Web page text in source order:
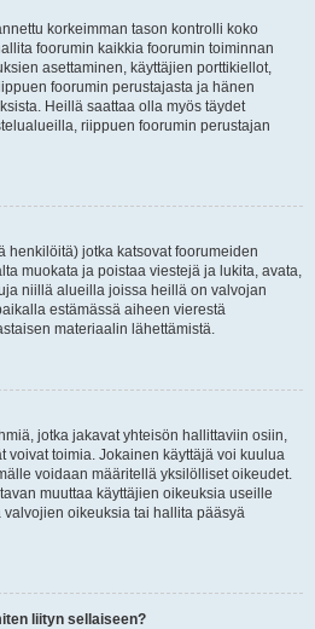
korkeimman tason kontrolli koko
foorumin kaikkia foorumin toiminnan
asettaminen, käyttäjien porttikiellot,
foorumin perustajasta ja hänen
Heillä saattaa olla myös täydet
riippuen foorumin perustajan
henkilöitä) jotka katsovat foorumeiden
muokata ja poistaa viestejä ja lukita, avata,
niillä alueilla joissa heillä on valvojan
estämässä aiheen vierestä
materiaalin lähettämistä.
jotka jakavat yhteisön hallittaviin osiin,
voivat toimia. Jokainen käyttäjä voi kuulua
voidaan määritellä yksilölliset oikeudet.
muuttaa käyttäjien oikeuksia useille
valvojien oikeuksia tai hallita pääsyä
liityn sellaiseen?